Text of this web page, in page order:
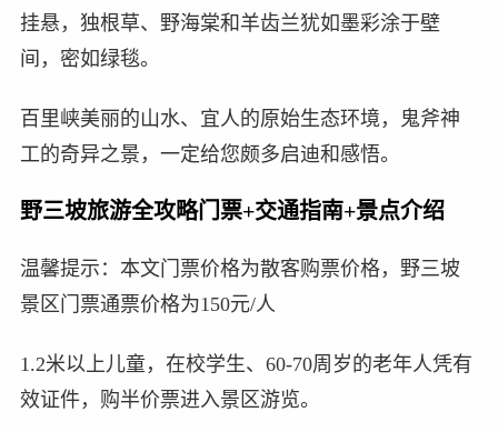
挂悬，独根草、野海棠和羊齿兰犹如墨彩涂于壁
间，密如绿毯。
百里峡美丽的山水、宜人的原始生态环境，鬼斧神
工的奇异之景，一定给您颇多启迪和感悟。
野三坡旅游全攻略门票+交通指南+景点介绍
温馨提示：本文门票价格为散客购票价格，野三坡
景区门票通票价格为150元/人
1.2米以上儿童，在校学生、60-70周岁的老年人凭有
效证件，购半价票进入景区游览。